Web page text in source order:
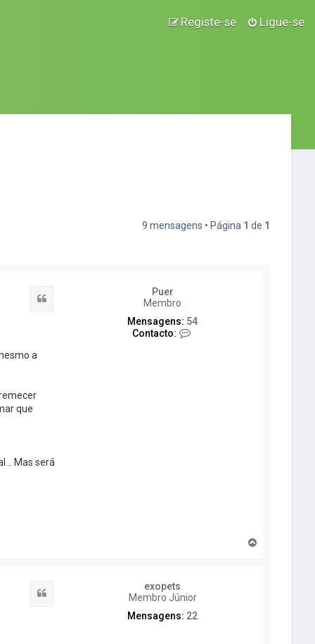
Ligue-se
Registe-se
9 mensagens • Página 1 de 1
Puer
Membro
Mensagens: 54
Contacto:
a
que
Mas será
exopets
Membro Júnior
Mensagens: 22